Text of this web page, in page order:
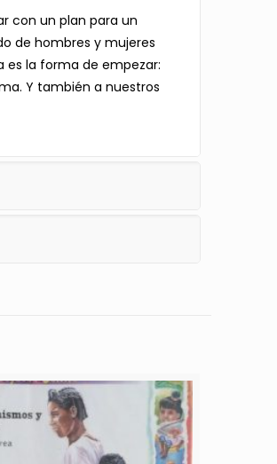
con un plan para un
de hombres y mujeres
es la forma de empezar:
Y también a nuestros